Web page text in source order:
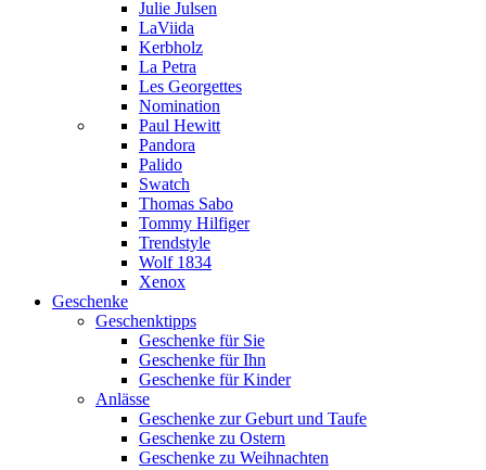
Julie Julsen
LaViida
Kerbholz
La Petra
Les Georgettes
Nomination
Paul Hewitt
Pandora
Palido
Swatch
Thomas Sabo
Tommy Hilfiger
Trendstyle
Wolf 1834
Xenox
Geschenke
Geschenktipps
Geschenke für Sie
Geschenke für Ihn
Geschenke für Kinder
Anlässe
Geschenke zur Geburt und Taufe
Geschenke zu Ostern
Geschenke zu Weihnachten